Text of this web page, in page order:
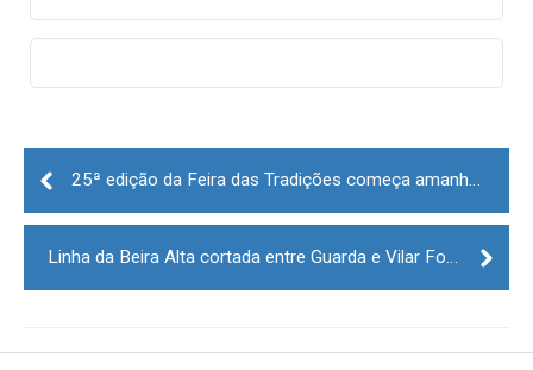
Post
navigation
25ª edição da Feira das Tradições começa amanhã em Pinhel
Linha da Beira Alta cortada entre Guarda e Vilar Formoso